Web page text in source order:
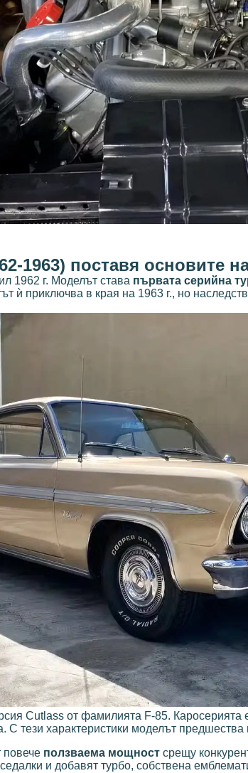
1963) поставя основите
1962 г. Моделът става първата серийна
ѝ приключва в края на 1963 г., но
Cutlass от фамилията F-85. Каросерията
С тези характеристики моделът
повече ползваема мощност срещу
и добавят турбо, собствена